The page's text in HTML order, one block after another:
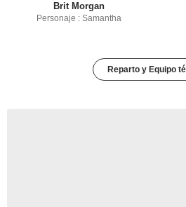
Brit Morgan
Personaje : Samantha
Reparto y Equipo